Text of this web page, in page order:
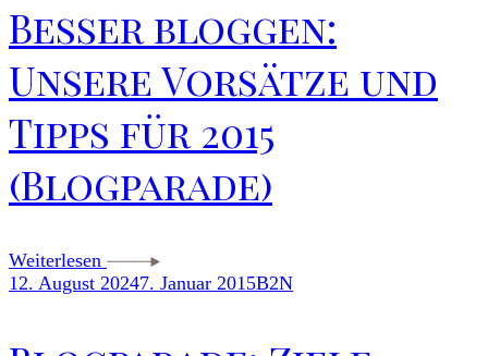
Besser bloggen:
Unsere Vorsätze und
Tipps für 2015
(Blogparade)
Weiterlesen
12. August 20247. Januar 2015B2N